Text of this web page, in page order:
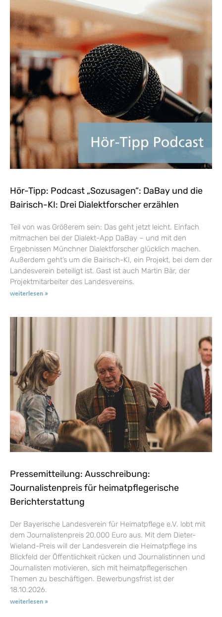
Hör-Tipp: Podcast „Sozusagen“: DaBay und die
Bairisch-KI: Drei Dialektforscher erzählen
Teil von was Größerem sein: Das geht jetzt leicht. Einfach
mitmachen bei der Dialekt-App DaBay – und mit den
Ergebnissen Münchner Dialektforscher glücklich machen.
Außerdem geht’s um die Bairisch-KI, ein Projekt, bei dem der
Landesverein beteiligt ist. Gast ist auch Martin Bär, der
Projektmitarbeiter des Landesvereins.
weiterlesen »
Pressemitteilung: Ausschreibung:
Journalistenpreis für heimatpflegerische
Berichterstattung
Der Bayerische Landesverein für Heimatpflege e.V. lobt mit
dem Journalistenpreis 20.000 Euro aus. Mit dem Dieter-
Wieland-Preis will der Landesverein die Heimatpflege ins
Blickfeld der Öffentlichkeit rücken und Journalistinnen und
Journalisten motivieren, sich mit heimatpflegerischen
Themen zu beschäftigen. Bewerbungsfrist ist der
18.10.2026.
weiterlesen »